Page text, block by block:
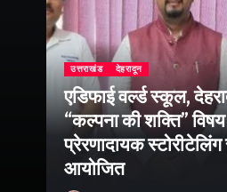
उत्तराखंड देहरादून
एडिफाई वर्ल्ड स्कूल,
“कल्पना की शक्ति”
प्रेरणादायक
आयोजित